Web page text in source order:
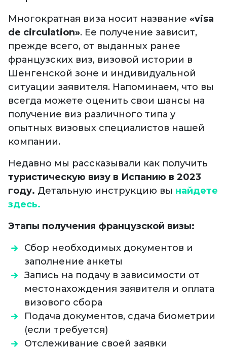
Многократная виза носит название «visa
de circulation». Ее получение зависит,
прежде всего, от выданных ранее
французских виз, визовой истории в
Шенгенской зоне и индивидуальной
ситуации заявителя. Напоминаем, что вы
всегда можете оценить свои шансы на
получение виз различного типа у
опытных визовых специалистов нашей
компании.
Недавно мы рассказывали как получить
туристическую визу в Испанию в 2023
году. Детальную инструкцию вы найдете
здесь.
Этапы получения французской визы:
Сбор необходимых документов и
заполнение анкеты
Запись на подачу в зависимости от
местонахождения заявителя и оплата
визового сбора
Подача документов, сдача биометрии
(если требуется)
Отслеживание своей заявки